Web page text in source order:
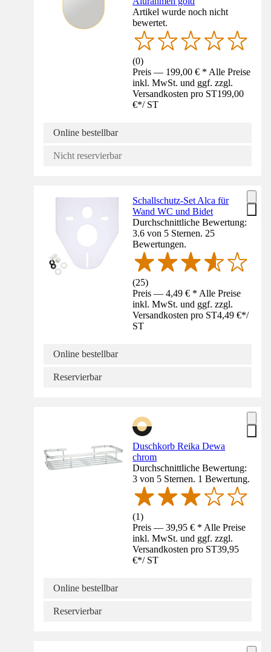
Artikel wurde noch nicht
bewertet.
(0)
Preis — 199,00 € * Alle Preise
inkl. MwSt. und ggf. zzgl.
Versandkosten pro ST199,00
€*/ ST
Online bestellbar
Nicht reservierbar
Schallschutz-Set Alca für
Wand WC und Bidet
Durchschnittliche Bewertung:
3.6 von 5 Sternen. 25
Bewertungen.
(25)
Preis — 4,49 € * Alle Preise
inkl. MwSt. und ggf. zzgl.
Versandkosten pro ST4,49 €*/
ST
Online bestellbar
Reservierbar
Duschkorb Reika Dewa
chrom
Durchschnittliche Bewertung:
3 von 5 Sternen. 1 Bewertung.
(1)
Preis — 39,95 € * Alle Preise
inkl. MwSt. und ggf. zzgl.
Versandkosten pro ST39,95
€*/ ST
Online bestellbar
Reservierbar